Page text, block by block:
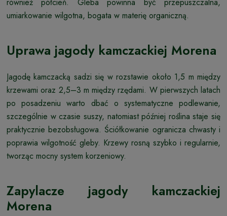
umiarkowanie wilgotna, bogata w materię organiczną.
Uprawa jagody kamczackiej Morena
Jagodę kamczacką sadzi się w rozstawie około 1,5 m między
krzewami oraz 2,5–3 m między rzędami. W pierwszych latach
po posadzeniu warto dbać o systematyczne podlewanie,
szczególnie w czasie suszy, natomiast później roślina staje się
praktycznie bezobsługowa. Ściółkowanie ogranicza chwasty i
poprawia wilgotność gleby. Krzewy rosną szybko i regularnie,
tworząc mocny system korzeniowy.
Zapylacze jagody kamczackiej
Morena